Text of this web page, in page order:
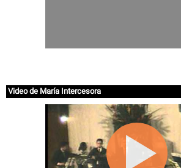
Video de María Intercesora